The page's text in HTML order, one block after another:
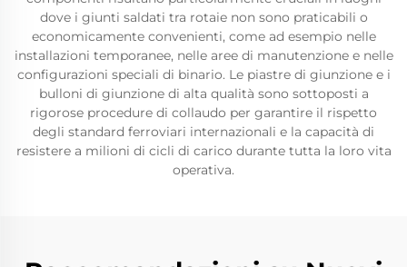
dove i giunti saldati tra rotaie non sono praticabili o
economicamente convenienti, come ad esempio nelle
installazioni temporanee, nelle aree di manutenzione e nelle
configurazioni speciali di binario. Le piastre di giunzione e i
bulloni di giunzione di alta qualità sono sottoposti a
rigorose procedure di collaudo per garantire il rispetto
degli standard ferroviari internazionali e la capacità di
resistere a milioni di cicli di carico durante tutta la loro vita
operativa.